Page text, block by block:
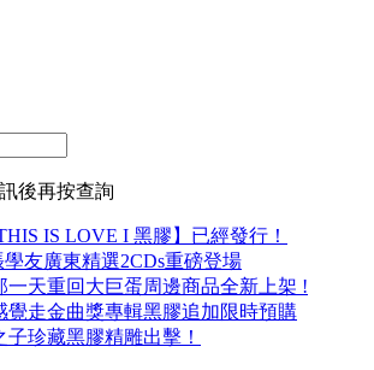
後再按查詢
IS LOVE I 黑膠】已經發行！
友廣東精選2CDs重磅登場
一天重回大巨蛋周邊商品全新上架 !
覺走金曲獎專輯黑膠追加限時預購
子珍藏黑膠精雕出擊！